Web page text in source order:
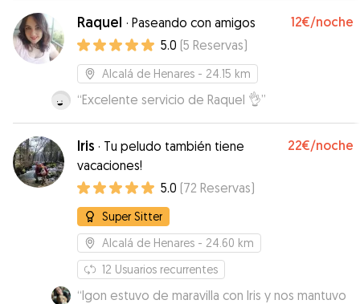
Raquel · Paseando con amigos 12€/noche
5.0 (5 Reservas)
Alcalá de Henares - 24.15 km
“Excelente servicio de Raquel 👌”
Iris · Tu peludo también tiene
vacaciones!
22€/noche
5.0 (72 Reservas)
Super Sitter
Alcalá de Henares - 24.60 km
12 Usuarios recurrentes
“Igon estuvo de maravilla con Iris y nos mantuvo